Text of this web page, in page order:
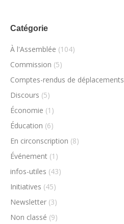
Catégorie
À l'Assemblée (104)
Commission (5)
Comptes-rendus de déplacements
Discours (5)
Économie (1)
Éducation (6)
En circonscription (8)
Événement (1)
infos-utiles (43)
Initiatives (45)
Newsletter (3)
Non classé (9)